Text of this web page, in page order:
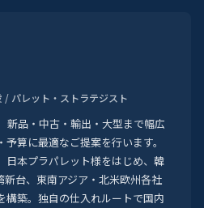
/ パレット・ストラテジスト
新品・中古・輸出・大型まで幅広
算に最適なご提案を行います。
日本プラパレット様をはじめ、韓
新台、東南アジア・北米欧州各社
構築。独自の仕入れルートで国内